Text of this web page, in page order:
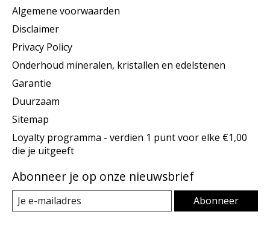
Algemene voorwaarden
Disclaimer
Privacy Policy
Onderhoud mineralen, kristallen en edelstenen
Garantie
Duurzaam
Sitemap
Loyalty programma - verdien 1 punt voor elke €1,00
die je uitgeeft
Abonneer je op onze nieuwsbrief
Abonneer